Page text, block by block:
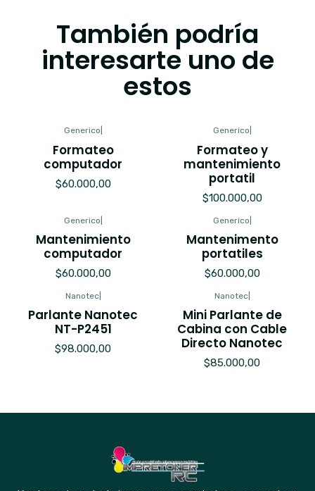
También podría
interesarte uno de
estos
Generico
Formateo
computador
$60.000,00
Generico
Formateo y
mantenimiento
portatil
$100.000,00
Generico
Mantenimiento
computador
$60.000,00
Generico
Mantenimento
portatiles
$60.000,00
Nanotec|
Parlante Nanotec
NT-P2451
$98.000,00
Nanotec|
Mini Parlante de
Cabina con Cable
Directo Nanotec
$85.000,00